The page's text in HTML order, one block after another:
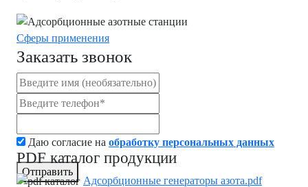
Сферы применения
Заказать звонок
Даю согласие на обработку персональных данных
Отправить
PDF каталог продукции
Адсорбционные генераторы азота.pdf